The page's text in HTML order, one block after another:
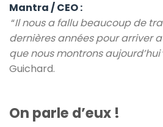
Mantra / CEO :
“Il nous a fallu beaucoup de
dernières années pour arriver
que nous montrons aujourd’hui
Guichard.
On parle d’eux !